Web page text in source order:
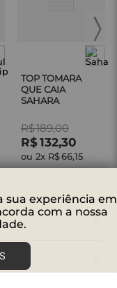
TOP TOMARA
QUE CAIA
SAHARA
R$189,00
R$132,30
ou 2x R$66,15
+
sua experiência em
com a nossa